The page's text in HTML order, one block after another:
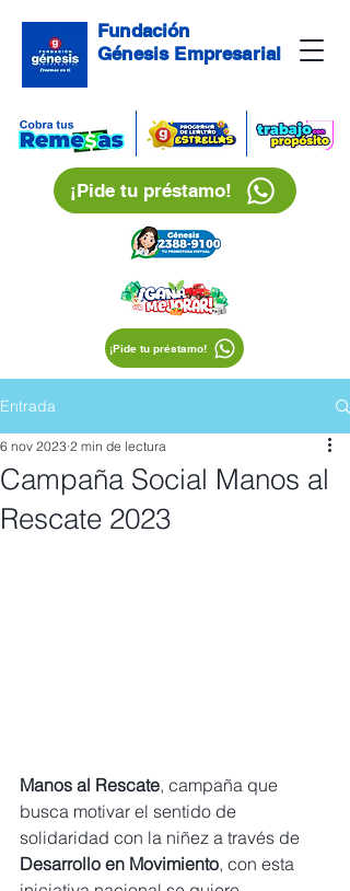
Fundación
Génesis Empresarial
¡Pide tu préstamo!
¡Pide tu préstamo!
Entrada
Campaña Social Manos al
Rescate 2023
6 nov 2023 2 min de lectura
Manos al Rescate, campaña que
busca motivar el sentido de
solidaridad con la niñez a través de
Desarrollo en Movimiento, con esta